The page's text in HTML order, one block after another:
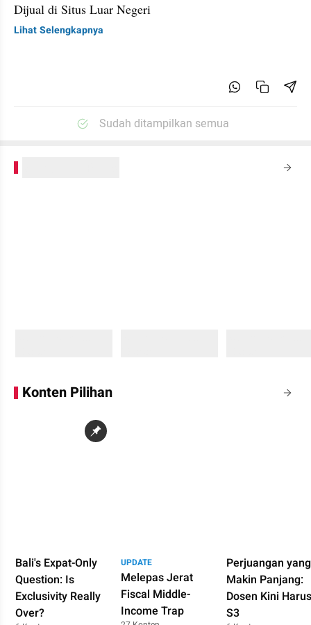
Dijual di Situs Luar Negeri
Lihat Selengkapnya
Sudah ditampilkan semua
Konten Pilihan
Bali's Expat-Only
Question: Is
Exclusivity Really
Over?
UPDATE
Melepas Jerat
Fiscal Middle-
Income Trap
Perjuangan yang
Makin Panjang:
Dosen Kini Harus
S3